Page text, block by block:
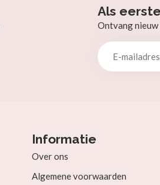
Als
Ontvang
Informatie
Over ons
Algemene voorwaarden